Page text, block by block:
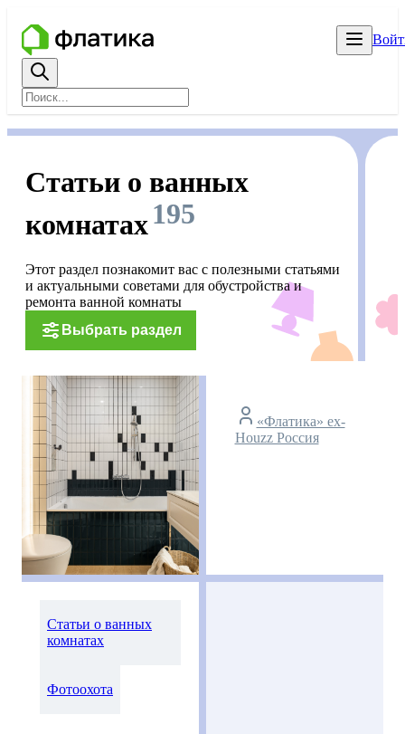
Статьи о ванных
комнатах195
Этот раздел познакомит вас с полезными статьями
и актуальными советами для обустройства и
ремонта ванной комнаты
Выбрать раздел
Статьи о ванных
комнатах
Фотоохота
«Флатика» ex-
Houzz Россия